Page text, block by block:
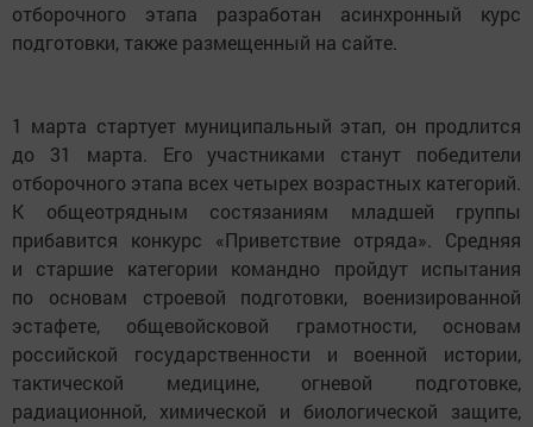
отборочного этапа разработан асинхронный курс
подготовки, также размещенный на сайте.
1 марта стартует муниципальный этап, он продлится
до 31 марта. Его участниками станут победители
отборочного этапа всех четырех возрастных категорий.
К общеотрядным состязаниям младшей группы
прибавится конкурс «Приветствие отряда». Средняя
и старшие категории командно пройдут испытания
по основам строевой подготовки, военизированной
эстафете, общевойсковой грамотности, основам
российской государственности и военной истории,
тактической медицине, огневой подготовке,
радиационной, химической и биологической защите,